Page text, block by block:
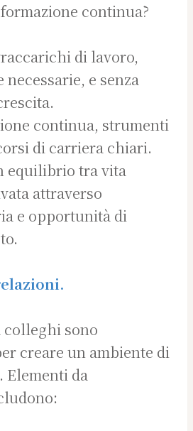
continua?
di lavoro,
necessarie, e senza
continua, strumenti
di carriera chiari.
equilibrio tra vita
attraverso
e opportunità di
colleghi sono
creare un ambiente di
da